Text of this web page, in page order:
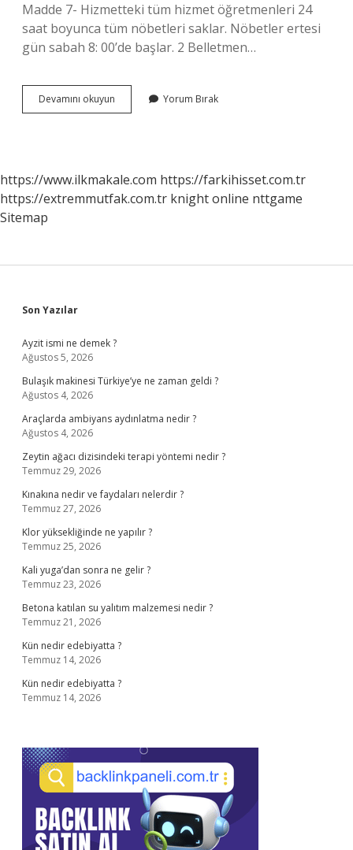
Madde 7- Hizmetteki tüm hizmet öğretmenleri 24
saat boyunca tüm nöbetleri saklar. Nöbetler ertesi
gün sabah 8: 00’de başlar. 2 Belletmen…
Devamını okuyun Belletmenlik
Kaç
Yorum Bırak
https://www.ilkmakale.com https://farkihisset.com.tr
https://extremmutfak.com.tr knight online nttgame
Sitemap
Sidebar
Son Yazılar
Ayzit ismi ne demek ?
Ağustos 5, 2026
Bulaşık makinesi Türkiye’ye ne zaman geldi ?
Ağustos 4, 2026
Araçlarda ambiyans aydınlatma nedir ?
Ağustos 4, 2026
Zeytin ağacı dizisindeki terapi yöntemi nedir ?
Temmuz 29, 2026
Kınakına nedir ve faydaları nelerdir ?
Temmuz 27, 2026
Klor yüksekliğinde ne yapılır ?
Temmuz 25, 2026
Kali yuga’dan sonra ne gelir ?
Temmuz 23, 2026
Betona katılan su yalıtım malzemesi nedir ?
Temmuz 21, 2026
Kün nedir edebiyatta ?
Temmuz 14, 2026
Kün nedir edebiyatta ?
Temmuz 14, 2026